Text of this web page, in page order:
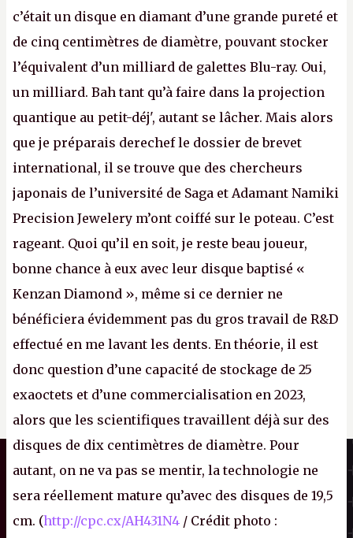
c’était un disque en diamant d’une grande pureté et
de cinq centimètres de diamètre, pouvant stocker
l’équivalent d’un milliard de galettes Blu-ray. Oui,
un milliard. Bah tant qu’à faire dans la projection
quantique au petit-déj', autant se lâcher. Mais alors
que je préparais derechef le dossier de brevet
international, il se trouve que des chercheurs
japonais de l’université de Saga et Adamant Namiki
Precision Jewelery m’ont coiffé sur le poteau. C’est
rageant. Quoi qu’il en soit, je reste beau joueur,
bonne chance à eux avec leur disque baptisé «
Kenzan Diamond », même si ce dernier ne
bénéficiera évidemment pas du gros travail de R&D
effectué en me lavant les dents. En théorie, il est
donc question d’une capacité de stockage de 25
exaoctets et d’une commercialisation en 2023,
alors que les scientifiques travaillent déjà sur des
disques de dix centimètres de diamètre. Pour
autant, on ne va pas se mentir, la technologie ne
sera réellement mature qu’avec des disques de 19,5
cm. (http://cpc.cx/AH431N4 / Crédit photo :
Kiosque numérique
Boutique
Il n'y a pas de
Cookie à se faire !
Ce site n'a recours à aucun tracker
statistiques de fréquentation et se limite